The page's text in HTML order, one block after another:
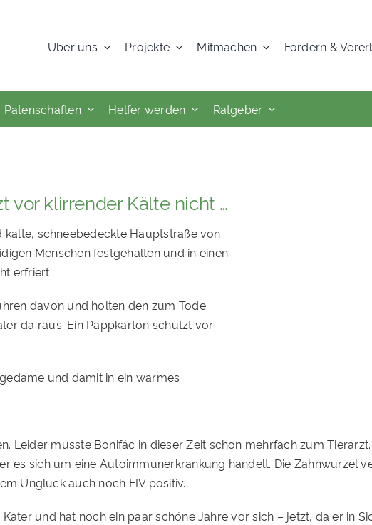
Über uns Projekte Mitmachen Fördern &
Patenschaften Helfer werden Ratgeber
vor klirrender Kälte nicht …
schneebedeckte Hauptstraße von
Menschen festgehalten und in einen
erfriert.
davon und holten den zum Tode
da raus. Ein Pappkarton schützt vor
und damit in ein warmes
Leider musste Bonifác in dieser Zeit schon mehrfach zum
es sich um eine Autoimmunerkrankung handelt. Die Zahnwurzel
Unglück auch noch FIV positiv.
und hat noch ein paar schöne Jahre vor sich – jetzt, da er in